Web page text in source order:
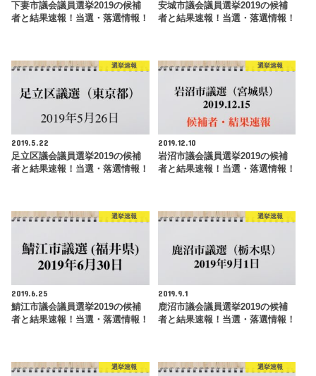
下妻市議会議員選挙2019の候補
者と結果速報！当選・落選情報！
安城市議会議員選挙2019の候補
者と結果速報！当選・落選情報！
選挙速報
2019.5.22
足立区議会議員選挙2019の候補
者と結果速報！当選・落選情報！
選挙速報
2019.12.10
岩沼市議会議員選挙2019の候補
者と結果速報！当選・落選情報！
選挙速報
2019.6.25
鯖江市議会議員選挙2019の候補
者と結果速報！当選・落選情報！
選挙速報
2019.9.1
鹿沼市議会議員選挙2019の候補
者と結果速報！当選・落選情報！
選挙速報 選挙速報